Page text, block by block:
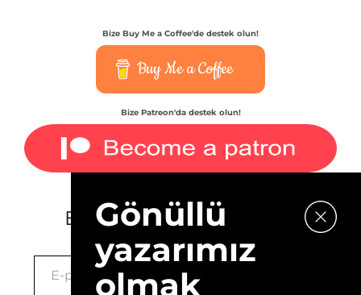
Bize Buy Me a Coffee'de destek olun!
Buy Me a Coffee
Bize Patreon'da destek olun!
E-bültenimize kaydolun.
Gönüllü
yazarımız
olmak